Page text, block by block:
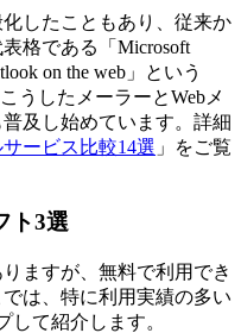
したこともあり、従来か
格である「Microsoft
on the web」という
うしたメーラーとWebメ
及し始めています。詳細
ービス比較14選 」をご覧
ト3選
ますが、無料で利用でき
は、特に利用実績の多い
して紹介します。